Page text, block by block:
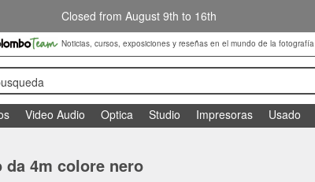
Closed from August 9th to 16th
Noticias, cursos, exposiciones y reseñas en el mundo de la fotografía
Video Audio Optica Studio Impresoras Usado
4m colore nero